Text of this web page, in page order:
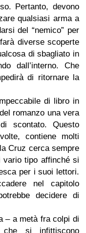
Pertanto, devono
qualsiasi arma a
del “nemico” per
diverse scoperte
di sbagliato in
dall’interno. Che
di ritornare la
di libro in
romanzo una vera
scontato. Questo
contiene molti
Cruz cerca sempre
vario tipo affinché si
per i suoi lettori.
nel capitolo
decidere di
– a metà fra colpi di
che si infittiscono